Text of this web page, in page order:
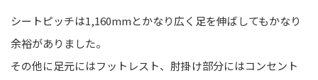
シートピッチは1,160mmとかなり広く足を伸ばしてもかなり
余裕がありました。
その他に足元にはフットレスト、肘掛け部分にはコンセント